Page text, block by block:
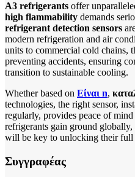
A3 refrigerants offer
high flammability demands
refrigerant detection sensors
modern refrigeration and air
units to commercial cold chains,
preventing accidents, ensuring
transition to sustainable cooling.
Whether based on Είναι n,
technologies, the right sensor,
regularly, provides peace of
refrigerants gain ground
will be key to unlocking their full
Συγγραφέας